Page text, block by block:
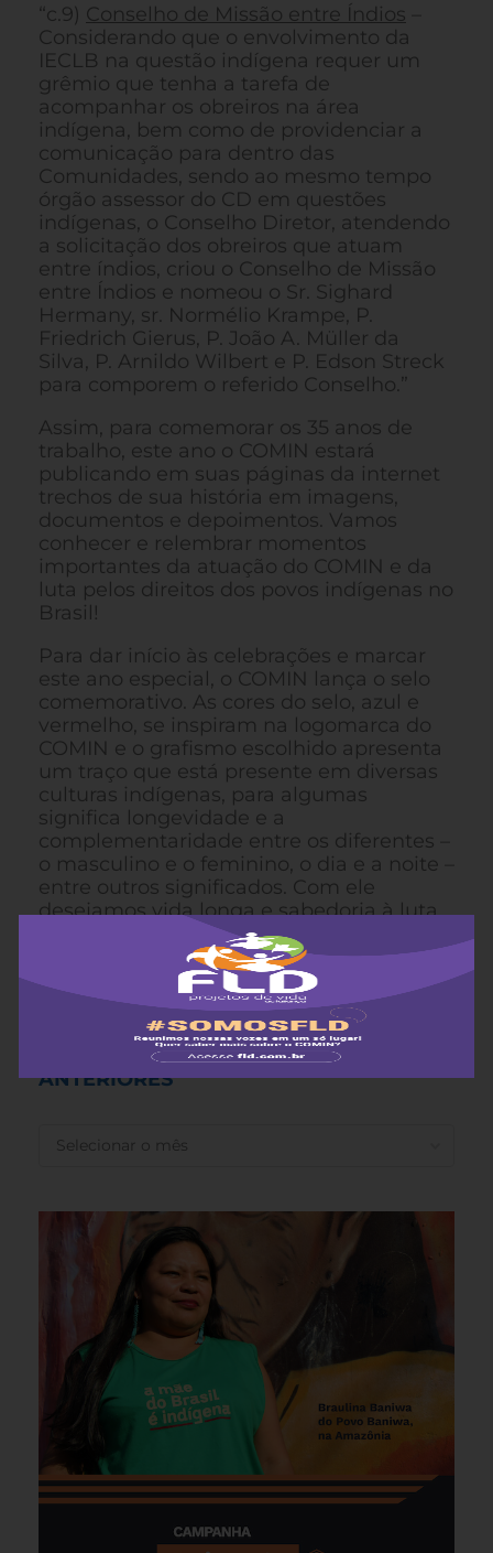
“c.9) Conselho de Missão entre Índios
Considerando que o envolvimento da
IECLB na questão indígena requer um
grêmio que tenha a tarefa de
acompanhar os obreiros na área
indígena, bem como de providenciar a
comunicação para dentro das
Comunidades, sendo ao mesmo tempo
órgão assessor do CD em questões
indígenas, o Conselho Diretor, atendendo
a solicitação dos obreiros que atuam
entre índios, criou o Conselho de Missão
entre Índios e nomeou o Sr. Sighard
Hermany, sr. Normélio Krampe, P.
Friedrich Gierus, P. João A. Müller da
Silva, P. Arnildo Wilbert e P. Edson Streck
para comporem o referido Conselho.”
Assim, para comemorar os 35 anos de
trabalho, este ano o COMIN estará
publicando em suas páginas da internet
trechos de sua história em imagens,
documentos e depoimentos. Vamos
conhecer e relembrar momentos
importantes da atuação do COMIN e da
luta pelos direitos dos povos indígenas no
Brasil!
Para dar início às celebrações e marcar
este ano especial, o COMIN lança o selo
comemorativo. As cores do selo, azul e
vermelho, se inspiram na logomarca do
COMIN e o grafismo escolhido apresenta
um traço que está presente em diversas
culturas indígenas, para algumas
significa longevidade e a
complementaridade entre os diferentes –
o masculino e o feminino, o dia e a noite –
entre outros significados. Com ele
desejamos vida longa e sabedoria à luta
pelos direitos e pela vida digna dos povos
ANTERIORES